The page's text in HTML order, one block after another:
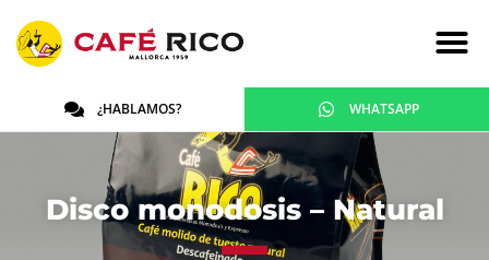
¿HABLAMOS? WHATSAPP
Disco monodosis – Natural